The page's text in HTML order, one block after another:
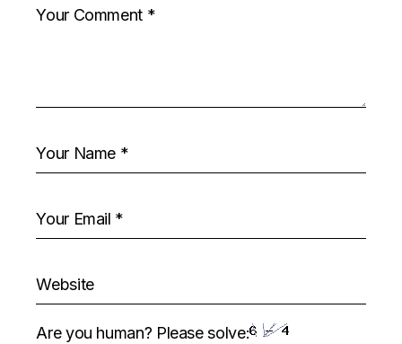
Are you human? Please solve: